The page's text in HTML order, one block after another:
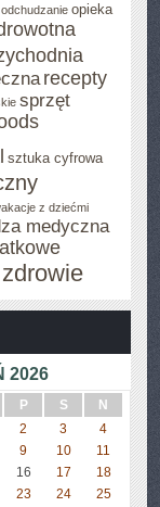
odchudzanie opieka
recepty
sprzęt
sztuka cyfrowa
z dziećmi
medyczna
zdrowie
2026
P S
N
2 3
4
9 10
11
16 17
18
23 24
25